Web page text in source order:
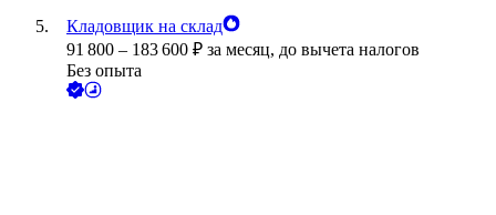
Кладовщик на склад
91 800 – 183 600 ₽ за месяц, до вычета налогов
Без опыта